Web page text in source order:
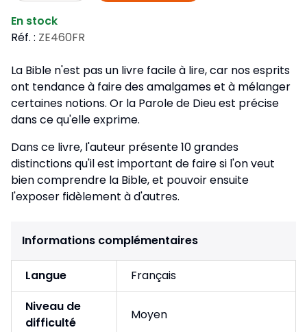
En stock
Réf. : ZE460FR
La Bible n'est pas un livre facile à lire, car nos esprits
ont tendance à faire des amalgames et à mélanger
certaines notions. Or la Parole de Dieu est précise
dans ce qu'elle exprime.
Dans ce livre, l'auteur présente 10 grandes
distinctions qu'il est important de faire si l'on veut
bien comprendre la Bible, et pouvoir ensuite
l'exposer fidèlement à d'autres.
Informations complémentaires
Langue
Français
Niveau de
difficulté
Moyen